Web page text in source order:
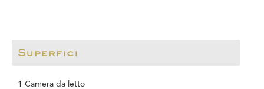
Superfici
1 Camera da letto